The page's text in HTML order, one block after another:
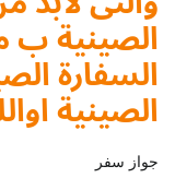
الصينية
السفارة
الصينية
جواز سفر